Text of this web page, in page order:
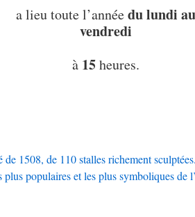
a lieu toute l’annéedu lundi au
vendredi
à15heures.
1508, de 110 stalles richement
plus populaires et les plus symboliques de